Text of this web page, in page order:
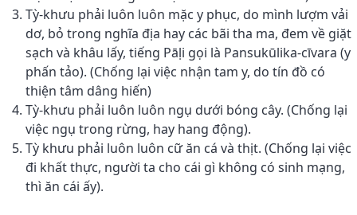
Tỳ-khưu phải luôn luôn mặc y phục, do mình lượm vải
dơ, bỏ trong nghĩa địa hay các bãi tha ma, đem về giặt
sạch và khâu lấy, tiếng Pāḷi gọi là Pansukūlika-cīvara (y
phấn tảo). (Chống lại việc nhận tam y, do tín đồ có
thiện tâm dâng hiến)
Tỳ-khưu phải luôn luôn ngụ dưới bóng cây. (Chống lại
việc ngụ trong rừng, hay hang động).
Tỳ khưu phải luôn luôn cữ ăn cá và thịt. (Chống lại việc
đi khất thực, người ta cho cái gì không có sinh mạng,
thì ăn cái ấy).